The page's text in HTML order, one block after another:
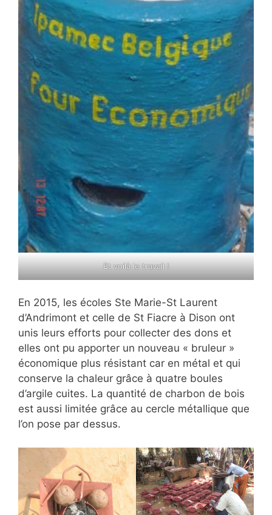
Et voilà le travail !
En 2015, les écoles Ste Marie-St Laurent
d’Andrimont et celle de St Fiacre à Dison ont
unis leurs efforts pour collecter des dons et
elles ont pu apporter un nouveau « bruleur »
économique plus résistant car en métal et qui
conserve la chaleur grâce à quatre boules
d’argile cuites. La quantité de charbon de bois
est aussi limitée grâce au cercle métallique que
l’on pose par dessus.